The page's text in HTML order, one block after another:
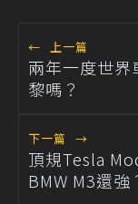
← 上一篇
兩年一度世
黎嗎？
下一篇 →
頂規Tesla
BMW M3還強